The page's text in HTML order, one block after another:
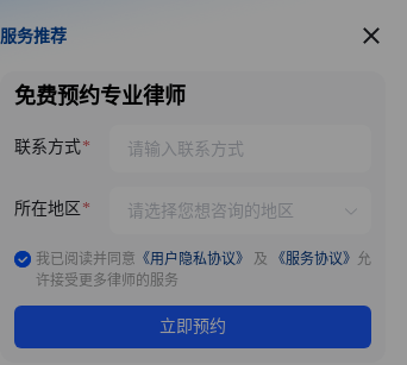
服务推荐
服务推荐
免费预约专业律师
联系方式
所在地区
我已阅读并同意 《用户隐私协议》 及 《服务协议》 允
许接受更多律师的服务
立即预约